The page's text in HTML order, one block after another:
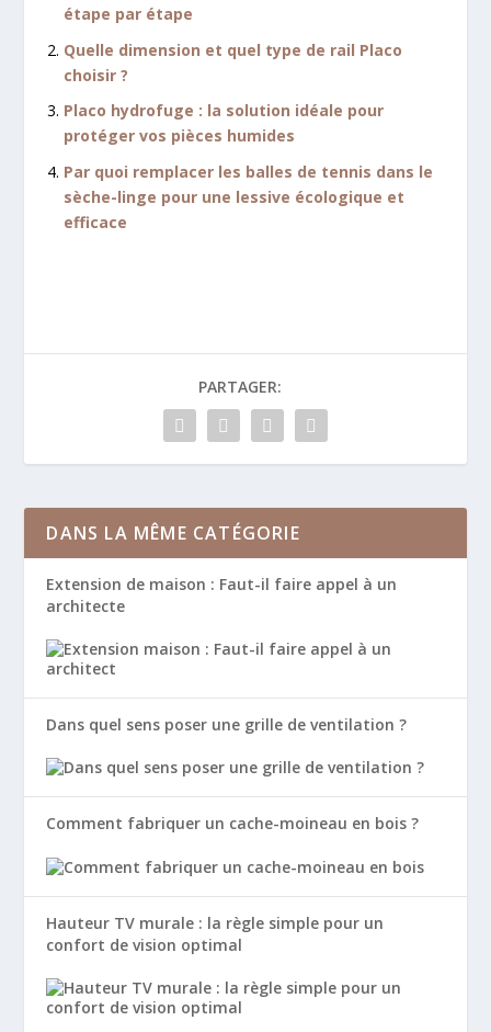
étape par étape
Quelle dimension et quel type de rail Placo
choisir ?
Placo hydrofuge : la solution idéale pour
protéger vos pièces humides
Par quoi remplacer les balles de tennis dans le
sèche-linge pour une lessive écologique et
efficace
PARTAGER:
DANS LA MÊME CATÉGORIE
Extension de maison : Faut-il faire appel à un
architecte
Dans quel sens poser une grille de ventilation ?
Comment fabriquer un cache-moineau en bois ?
Hauteur TV murale : la règle simple pour un
confort de vision optimal